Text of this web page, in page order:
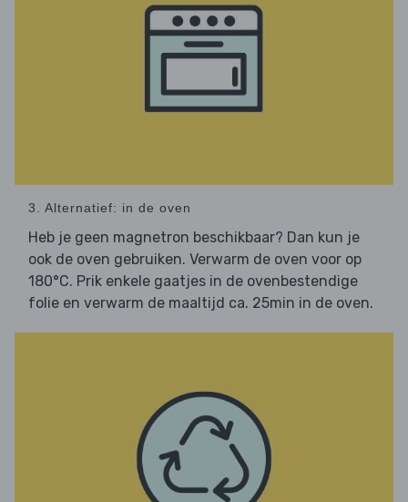
3. Alternatief: in de oven
Heb je geen magnetron beschikbaar? Dan kun je
ook de oven gebruiken. Verwarm de oven voor op
180°C. Prik enkele gaatjes in de ovenbestendige
folie en verwarm de maaltijd ca. 25min in de oven.